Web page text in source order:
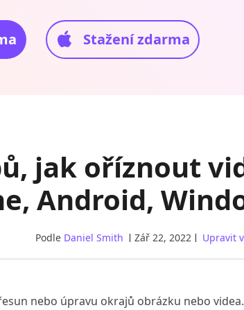
Stažení zdarma
jak oříznout
Android,
Podle Daniel Smith Zář 22, 2022 Upravit
nebo úpravu okrajů obrázku nebo